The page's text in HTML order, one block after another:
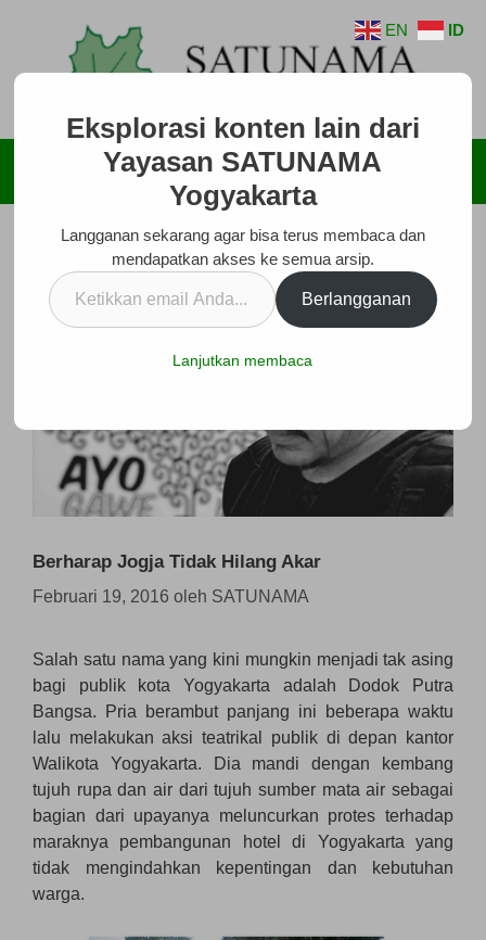
Menu
Berharap Jogja Tidak Hilang Akar
Februari 19, 2016 oleh SATUNAMA
Salah satu nama yang kini mungkin menjadi tak asing
bagi publik kota Yogyakarta adalah Dodok Putra
Bangsa. Pria berambut panjang ini beberapa waktu
lalu melakukan aksi teatrikal publik di depan kantor
Walikota Yogyakarta. Dia mandi dengan kembang
tujuh rupa dan air dari tujuh sumber mata air sebagai
bagian dari upayanya meluncurkan protes terhadap
maraknya pembangunan hotel di Yogyakarta yang
tidak mengindahkan kepentingan dan kebutuhan
warga.
EN ID
Eksplorasi konten lain dari
Yayasan SATUNAMA
Yogyakarta
Langganan sekarang agar bisa terus membaca dan
mendapatkan akses ke semua arsip.
Ketikkan
email
Berlangganan
Lanjutkan membaca